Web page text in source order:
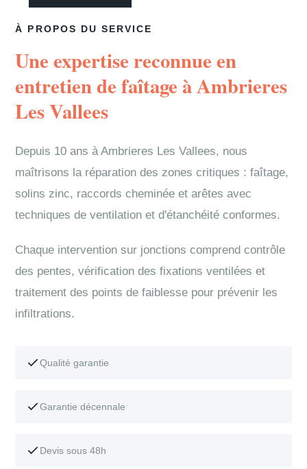
À PROPOS DU SERVICE
Une expertise reconnue en
entretien de faîtage à Ambrieres
Les Vallees
Depuis 10 ans à Ambrieres Les Vallees, nous
maîtrisons la réparation des zones critiques : faîtage,
solins zinc, raccords cheminée et arêtes avec
techniques de ventilation et d'étanchéité conformes.
Chaque intervention sur jonctions comprend contrôle
des pentes, vérification des fixations ventilées et
traitement des points de faiblesse pour prévenir les
infiltrations.
Qualité garantie
Garantie décennale
Devis sous 48h